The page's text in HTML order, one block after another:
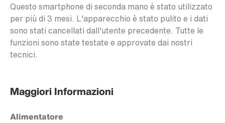
Questo smartphone di seconda mano è stato utilizzato
per più di 3 mesi. L'apparecchio è stato pulito e i dati
sono stati cancellati dall'utente precedente. Tutte le
funzioni sono state testate e approvate dai nostri
tecnici.
Maggiori Informazioni
Alimentatore